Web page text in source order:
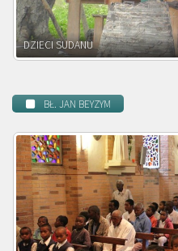
DZIECI ZAMBII
BŁ. JAN BEYZYM